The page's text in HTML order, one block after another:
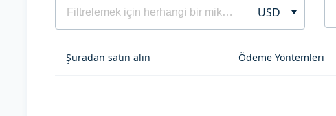
USD
Şuradan satın alın Ödeme Yöntemleri